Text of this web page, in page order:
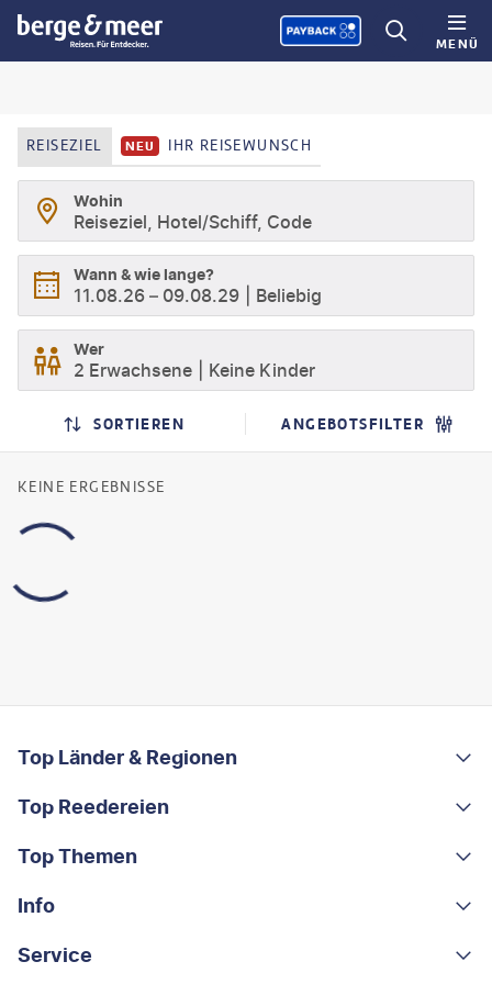
MENÜ
REISEZIEL NEU IHR REISEWUNSCH
Wohin
Reiseziel, Hotel/Schiff, Code
Wann & wie lange?
11.08.26 – 09.08.29 Beliebig
Wer
2 Erwachsene Keine Kinder
SUCHLISTENSEITE
SUCHERGEBNISSE
SORTIEREN ANGEBOTSFILTER
KEINE ERGEBNISSE
Footer navigation
Top Länder & Regionen
Portugal
Albanien
Griechenland
Top Reedereien
AIDA
MSC Cruises
Costa Kreuzfahrten
Top Themen
Rundreisen
Kleingruppen-Rundreisen
Info
Über uns
Service